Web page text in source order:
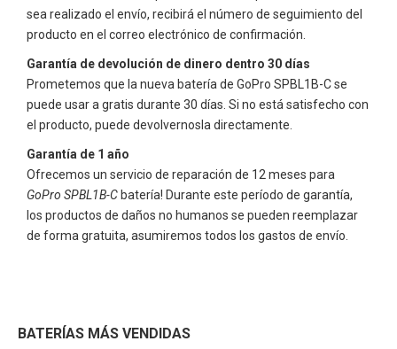
sea realizado el envío, recibirá el número de seguimiento del
producto en el correo electrónico de confirmación.
Garantía de devolución de dinero dentro 30 días
Prometemos que la nueva batería de GoPro SPBL1B-Cse
puede usar a gratis durante 30 días. Si no está satisfecho con
el producto, puede devolvernosla directamente.
Garantía de 1 año
Ofrecemos un servicio de reparación de 12 meses para
GoPro SPBL1B-C batería! Durante este período de garantía,
los productos de daños no humanos se pueden reemplazar
de forma gratuita, asumiremos todos los gastos de envío.
BATERÍAS MÁS VENDIDAS